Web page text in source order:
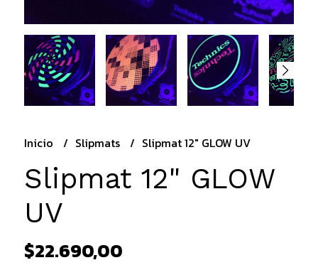
Inicio Slipmats Slipmat 12" GLOW UV
Slipmat 12" GLOW
UV
$22.690,00